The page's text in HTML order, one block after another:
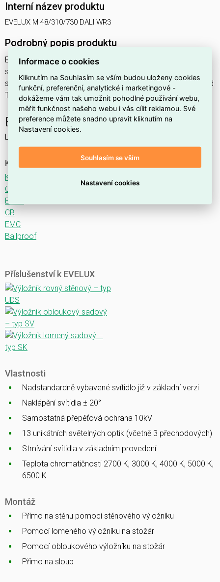
Interní název produktu
EVELUX M 48/310/730 DALI WR3
Podrobný popis produktu
EVELUX M 48/310/730 DALI WR3 54W IP66
svítidlo pouliční s modulem LED, spektrum 730A3, regulace
stmívání ovládané DALI protokolem, optika WR3 (Wide Road
TYPE I CENTRAL LANE)
EVELUX
LED svítidlo pro osvětlení komunikací.
Ke stažení
Katalogový list
CE
ENEC
CB
EMC
Ballproof
Příslušenství k EVELUX
Vlastnosti
Nadstandardně vybavené svítidlo již v základní verzi
Naklápění svítidla ± 20°
Samostatná přepěťová ochrana 10kV
13 unikátních světelných optik (včetně 3 přechodových)
Stmívání svítidla v základním provedení
Teplota chromatičnosti 2700 K, 3000 K, 4000 K, 5000 K,
6500 K
Montáž
Přímo na stěnu pomocí stěnového výložníku
Pomocí lomeného výložníku na stožár
Pomocí obloukového výložníku na stožár
Přímo na sloup
Informace o cookies
Kliknutím na Souhlasím se vším budou uloženy cookies
funkční, preferenční, analytické i marketingové -
dokážeme vám tak umožnit pohodlné používání webu,
měřit funkčnost našeho webu i vás cílit reklamou. Své
preference můžete snadno upravit kliknutím na
Nastavení cookies.
Souhlasím se vším
Nastavení cookies